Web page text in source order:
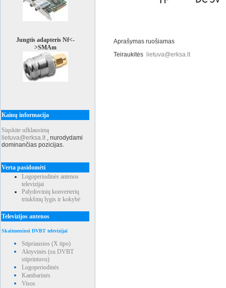
Jungtis adapteris Nf<-
>SMAm
Kainų informacija
Siųskite užklausimą
lietuva@erksa.lt , nurodydami
dominančias pozicijas.
Verta pasidomėti
Logoperiodinės antenos
televizijai
Palydovinių konverterių
triukšmų lygis ir kokybė
Televizijos antenos
Skaitmeninei DVBT televizijai
Stipriausios (X tipo)
Aktyvinės (su DVBT
stiprintuvu)
Logoperiodinės
Kambarinės
Visos
Aprašymas ruošiamas
Teiraukitės
lietuva@erksa.lt